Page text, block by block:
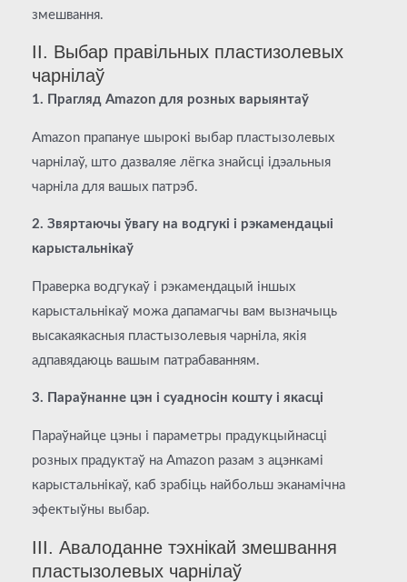
змешвання.
II. Выбар правільных пластизолевых
чарнілаў
1. Прагляд Amazon для розных варыянтаў
Amazon прапануе шырокі выбар пластызолевых
чарнілаў, што дазваляе лёгка знайсці ідэальныя
чарніла для вашых патрэб.
2. Звяртаючы ўвагу на водгукі і рэкамендацыі
карыстальнікаў
Праверка водгукаў і рэкамендацый іншых
карыстальнікаў можа дапамагчы вам вызначыць
высакаякасныя пластызолевыя чарніла, якія
адпавядаюць вашым патрабаванням.
3. Параўнанне цэн і суадносін кошту і якасці
Параўнайце цэны і параметры прадукцыйнасці
розных прадуктаў на Amazon разам з ацэнкамі
карыстальнікаў, каб зрабіць найбольш эканамічна
эфектыўны выбар.
III. Авалоданне тэхнікай змешвання
пластызолевых чарнілаў